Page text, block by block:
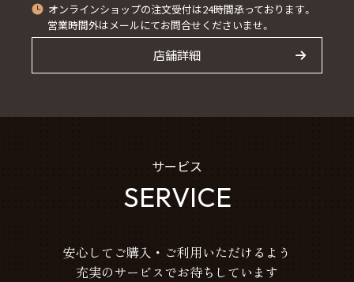
オンラインショップの注文受付は24時間承っております。
営業時間外はメールにてお問合せくださいませ。
店舗詳細
サービス
SERVICE
安心してご購入・ご利用いただけるよう
充実のサービスでお待ちしています